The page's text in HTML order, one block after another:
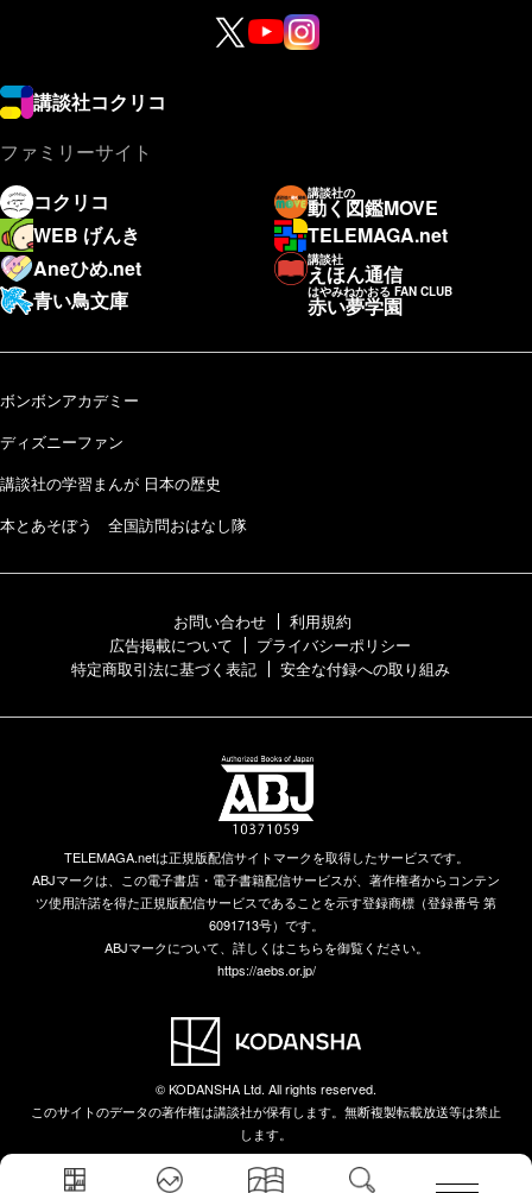
講談社コクリコ
ファミリーサイト
コクリコ
講談社の
動く図鑑MOVE
WEB げんき
TELEMAGA.net
Aneひめ.net
講談社
えほん通信
青い鳥文庫
はやみねかおる FAN CLUB
赤い夢学園
ボンボンアカデミー
ディズニーファン
講談社の学習まんが 日本の歴史
本とあそぼう 全国訪問おはなし隊
お問い合わせ
利用規約
広告掲載について
プライバシーポリシー
特定商取引法に基づく表記
安全な付録への取り組み
TELEMAGA.netは正規版配信サイトマークを取得したサービスです。
ABJマークは、この電子書店・電子書籍配信サービスが、著作権者からコンテン
ツ使用許諾を得た正規版配信サービスであることを示す登録商標（登録番号 第
6091713号）です。
ABJマークについて、詳しくはこちらを御覧ください。
https://aebs.or.jp/
© KODANSHA Ltd. All rights reserved.
このサイトのデータの著作権は講談社が保有します。無断複製転載放送等は禁止
します。